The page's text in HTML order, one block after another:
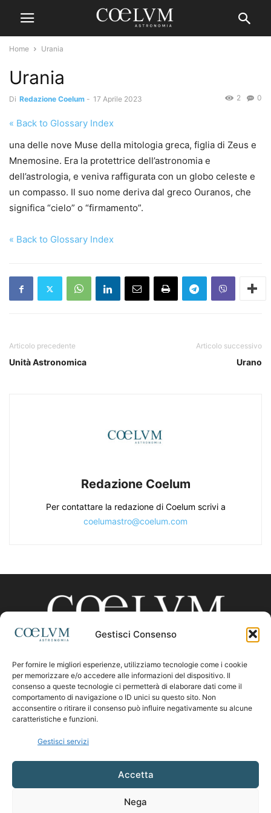
Gestisci Consenso
Per fornire le migliori esperienze, utilizziamo tecnologie come i cookie
per memorizzare e/o accedere alle informazioni del dispositivo. Il
consenso a queste tecnologie ci permetterà di elaborare dati come il
comportamento di navigazione o ID unici su questo sito. Non
acconsentire o ritirare il consenso può influire negativamente su alcune
caratteristiche e funzioni.
Gestisci servizi
Accetta
Nega
Home Urania
Urania
Di Redazione Coelum - 17 Aprile 2023 0
2
« Back to Glossary Index
una delle nove Muse della mitologia greca, figlia di Zeus e
Mnemosine. Era la protettrice dell’astronomia e
dell’astrologia, e veniva raffigurata con un globo celeste e
un compasso. Il suo nome deriva dal greco Ouranos, che
significa “cielo” o “firmamento”.
« Back to Glossary Index
Articolo precedente
Unità Astronomica
Articolo successivo
Urano
Redazione Coelum
Per contattare la redazione di Coelum scrivi a
coelumastro@coelum.com
CHI SIAMO
Contattaci:coelumastro@coelum.com